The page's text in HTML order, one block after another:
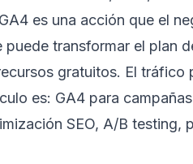
es una acción que el
transformar el plan
gratuitos. El
es: GA4 para
SEO, A/B testing,